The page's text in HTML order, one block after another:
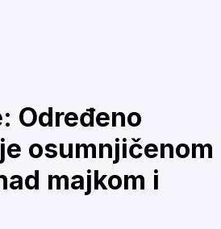
Određeno
osumnjičenom
majkom i